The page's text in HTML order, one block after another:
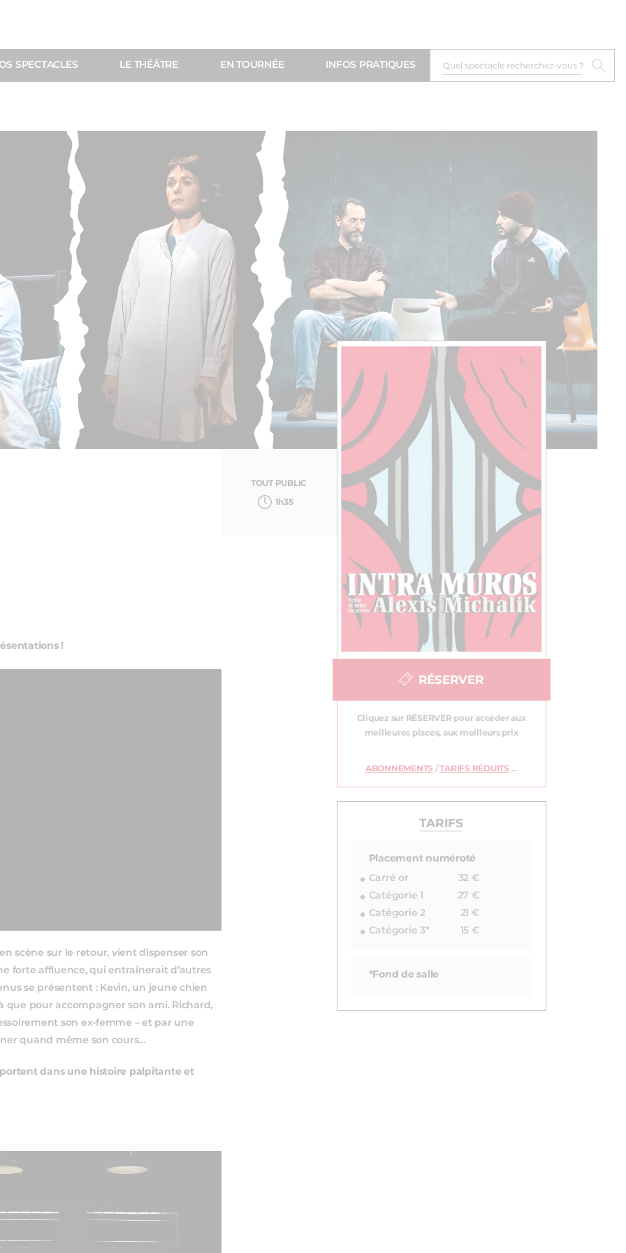
SPECTACLES LE THÉÂTRE EN TOURNÉE INFOS PRATIQUES
!
scène sur le retour, vient dispenser son
forte affluence, qui entraînerait d’autres
se présentent : Kevin, un jeune chien
que pour accompagner son ami. Richard,
son ex-femme – et par une
quand même son cours…
dans une histoire palpitante et
TOUT PUBLIC
1h35
RÉSERVER
Cliquez sur RÉSERVER pour accéder aux
meilleures places, aux meilleurs prix
ABONNEMENTS /TARIFS RÉDUITS …
TARIFS
Placement numéroté
Carré or
32 €
Catégorie 1
27 €
Catégorie 2
21 €
Catégorie 3*
15 €
*Fond de salle